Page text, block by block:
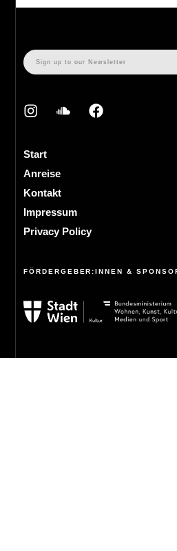
Start
Anreise
Kontakt
Impressum
Privacy Policy
FÖRDERGEBER:INNEN &